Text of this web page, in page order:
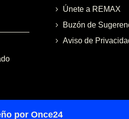
Únete a REMAX
Buzón de
Aviso de
por Once24